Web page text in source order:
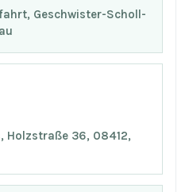
Geschwister-Scholl-
Holzstraße 36, 08412,